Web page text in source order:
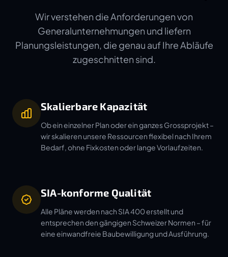
Wir verstehen die Anforderungen von
Generalunternehmungen und liefern
Planungsleistungen, die genau auf Ihre Abläufe
zugeschnitten sind.
Skalierbare Kapazität
Ob ein einzelner Plan oder ein ganzes Grossprojekt –
wir skalieren unsere Ressourcen flexibel nach Ihrem
Bedarf, ohne Fixkosten oder lange Vorlaufzeiten.
SIA-konforme Qualität
Alle Pläne werden nach SIA 400 erstellt und
entsprechen den gängigen Schweizer Normen – für
eine einwandfreie Baubewilligung und Ausführung.